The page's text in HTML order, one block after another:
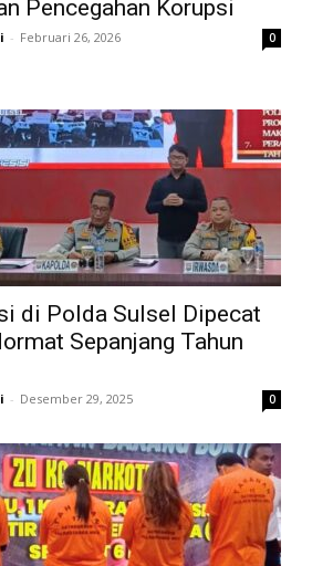
Pencegahan Korupsi
- Februari 26, 2026 0
di Polda Sulsel Dipecat
Sepanjang Tahun
- Desember 29, 2025 0